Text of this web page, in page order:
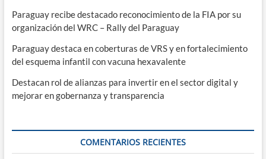
Paraguay recibe destacado reconocimiento de la FIA por su
organización del WRC – Rally del Paraguay
Paraguay destaca en coberturas de VRS y en fortalecimiento
del esquema infantil con vacuna hexavalente
Destacan rol de alianzas para invertir en el sector digital y
mejorar en gobernanza y transparencia
COMENTARIOS RECIENTES